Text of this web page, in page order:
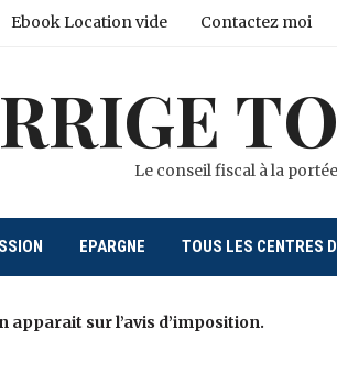
Ebook Location vide Contactez moi
Le conseil fiscal à la
EPARGNE TOUS LES CENTRES
sur l’avis d’imposition.